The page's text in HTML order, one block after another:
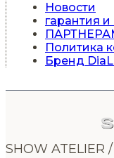
Новости
гарантия
Политика
Бренд
SHOW